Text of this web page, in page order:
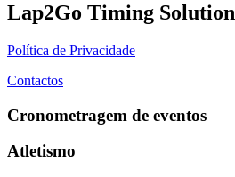
Lap2Go Timing Solution
Política de Privacidade
Contactos
Cronometragem de eventos
Atletismo